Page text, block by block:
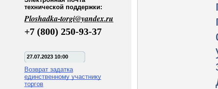
технической поддержки:
Ploshadka-torgi@yandex.ru
+7 (800) 250-93-37
27.07.2023 10:00
Возврат задатка
единственному участнику
торгов